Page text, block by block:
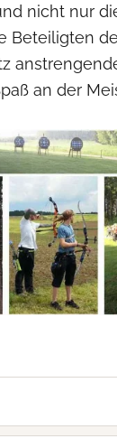
nicht nur
Beteiligten
an der